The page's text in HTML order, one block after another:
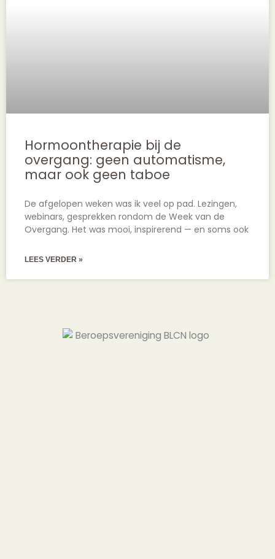
Hormoontherapie bij de
overgang: geen automatisme,
maar ook geen taboe
De afgelopen weken was ik veel op pad. Lezingen,
webinars, gesprekken rondom de Week van de
Overgang. Het was mooi, inspirerend — en soms ook
LEES VERDER »